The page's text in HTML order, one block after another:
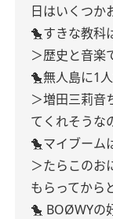
日はいくつか
🐤すきな教科
＞歴史と音楽
🐤無人島に1
＞増田三莉音
てくれそうな
🐤マイブーム
＞たらこのお
もらってから
🐤 BOØWYの